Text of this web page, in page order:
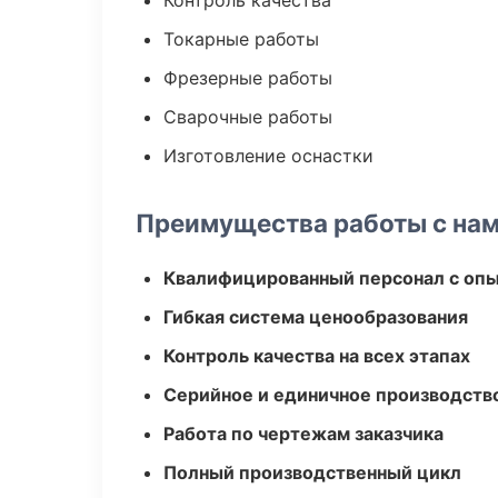
Токарные работы
Фрезерные работы
Сварочные работы
Изготовление оснастки
Преимущества работы с
Квалифицированный персонал с
Гибкая система ценообразования
Контроль качества на всех этапах
Серийное и единичное
Работа по чертежам заказчика
Полный производственный цикл